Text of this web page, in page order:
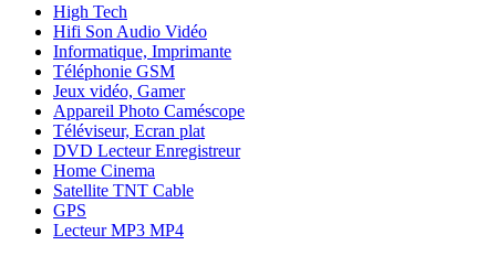
High Tech
Hifi Son Audio Vidéo
Informatique, Imprimante
Téléphonie GSM
Jeux vidéo, Gamer
Appareil Photo Caméscope
Téléviseur, Ecran plat
DVD Lecteur Enregistreur
Home Cinema
Satellite TNT Cable
GPS
Lecteur MP3 MP4